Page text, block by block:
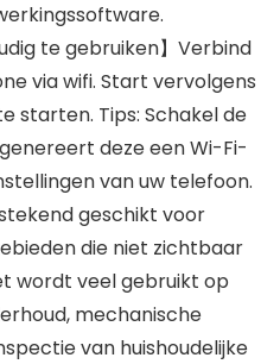
te gebruiken】Verbind
via wifi. Start vervolgens
starten. Tips: Schakel de
deze een Wi-Fi-
van uw telefoon.
geschikt voor
die niet zichtbaar
wordt veel gebruikt op
mechanische
van huishoudelijke